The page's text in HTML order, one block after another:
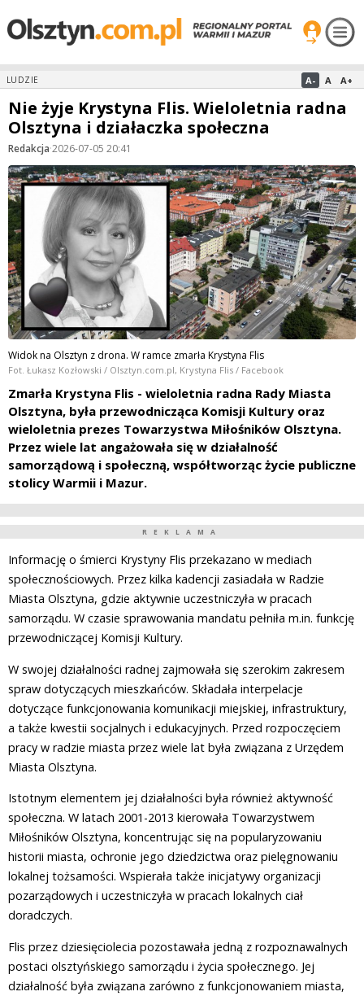
LUDZIE A- A A+
Nie żyje Krystyna Flis. Wieloletnia radna
Olsztyna i działaczka społeczna
Redakcja·2026-07-05 20:41
Widok na Olsztyn z drona. W ramce zmarła Krystyna Flis
Fot. Łukasz Kozłowski / Olsztyn.com.pl, Krystyna Flis / Facebook
Zmarła Krystyna Flis - wieloletnia radna Rady Miasta
Olsztyna, była przewodnicząca Komisji Kultury oraz
wieloletnia prezes Towarzystwa Miłośników Olsztyna.
Przez wiele lat angażowała się w działalność
samorządową i społeczną, współtworząc życie publiczne
stolicy Warmii i Mazur.
REKLAMA
Informację o śmierci Krystyny Flis przekazano w mediach
społecznościowych. Przez kilka kadencji zasiadała w Radzie
Miasta Olsztyna, gdzie aktywnie uczestniczyła w pracach
samorządu. W czasie sprawowania mandatu pełniła m.in. funkcję
przewodniczącej Komisji Kultury.
W swojej działalności radnej zajmowała się szerokim zakresem
spraw dotyczących mieszkańców. Składała interpelacje
dotyczące funkcjonowania komunikacji miejskiej, infrastruktury,
a także kwestii socjalnych i edukacyjnych. Przed rozpoczęciem
pracy w radzie miasta przez wiele lat była związana z Urzędem
Miasta Olsztyna.
Istotnym elementem jej działalności była również aktywność
społeczna. W latach 2001-2013 kierowała Towarzystwem
Miłośników Olsztyna, koncentrując się na popularyzowaniu
historii miasta, ochronie jego dziedzictwa oraz pielęgnowaniu
lokalnej tożsamości. Wspierała także inicjatywy organizacji
pozarządowych i uczestniczyła w pracach lokalnych ciał
doradczych.
Flis przez dziesięciolecia pozostawała jedną z rozpoznawalnych
postaci olsztyńskiego samorządu i życia społecznego. Jej
działalność była związana zarówno z funkcjonowaniem miasta,